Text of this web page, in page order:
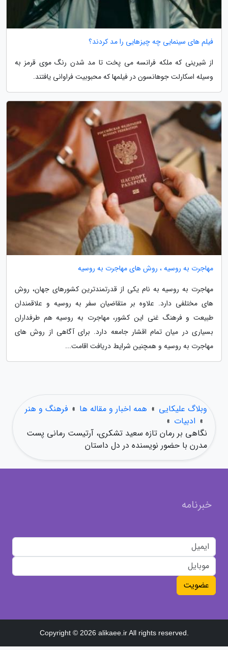
فیلم های سینمایی چه چیزهایی را مد کردند؟
از شیرینی که ملکه فرانسه می پخت تا مد شدن رنگ موی قرمز به
وسیله اسکارلت جوهانسون در فیلمها که محبوبیت فراوانی یافتند.
مهاجرت به روسیه ، روش های مهاجرت به روسیه
مهاجرت به روسیه به نام یکی از قدرتمندترین کشورهای جهان، روش
های مختلفی دارد. علاوه بر متقاضیان سفر به روسیه و علاقمندان
طبیعت و فرهنگ غنی این کشور، مهاجرت به روسیه هم طرفداران
بسیاری در میان تمام اقشار جامعه دارد. برای آگاهی از روش های
مهاجرت به روسیه و همچنین شرایط دریافت اقامت...
وبلاگ علیکایی » همه اخبار و مقاله ها » فرهنگ و هنر
» ادبیات »
نگاهی بر رمان تازه سعید تشکری، آرتیست رمانی پست
مدرن با حضور نویسنده در دل داستان
خبرنامه
عضویت
Copyright © 2026 alikaee.ir All rights reserved.